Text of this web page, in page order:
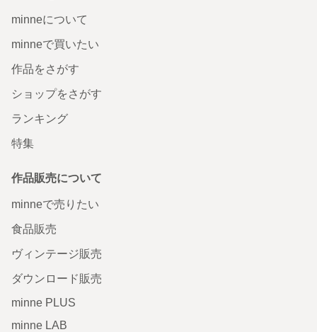
minneについて
minneで買いたい
作品をさがす
ショップをさがす
ランキング
特集
作品販売について
minneで売りたい
食品販売
ヴィンテージ販売
ダウンロード販売
minne PLUS
minne LAB